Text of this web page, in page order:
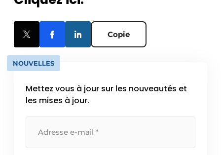
Copie
NOUVELLES
Mettez vous à jour sur les nouveautés et
les mises à jour.